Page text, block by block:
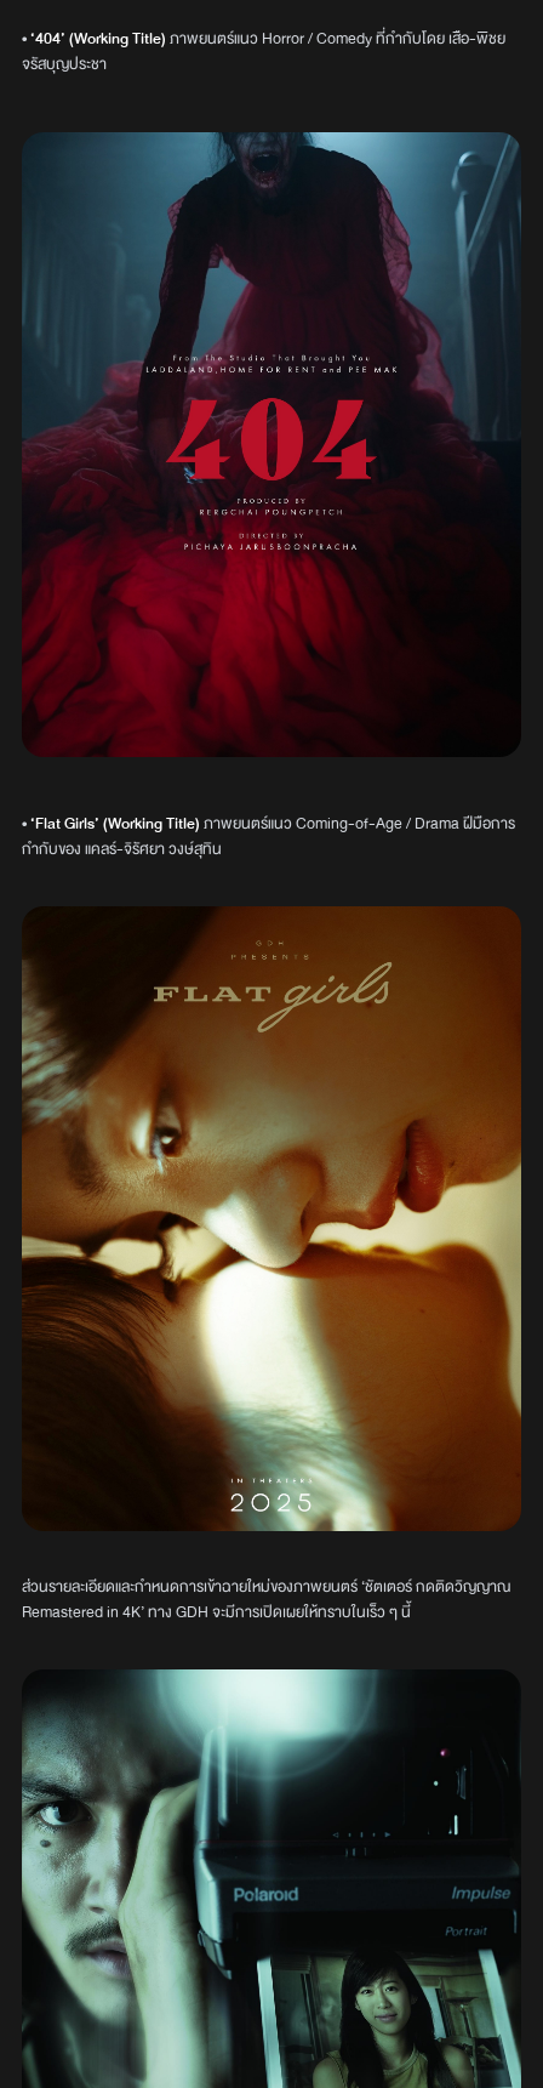
•‘404’ (Working Title)ภาพยนตร์แนว Horror / Comedy ที่กำกับโดย เสือ-พิชย
จรัสบุญประชา
•‘Flat Girls’ (Working Title)ภาพยนตร์แนว Coming-of-Age / Drama ฝีมือการ
กำกับของ แคลร์-จิรัศยา วงษ์สุทิน
ส่วนรายละเอียดและกำหนดการเข้าฉายใหม่ของภาพยนตร์ ‘ชัตเตอร์ กดติดวิญญาณ
Remastered in 4K’ ทาง GDH จะมีการเปิดเผยให้ทราบในเร็ว ๆ นี้